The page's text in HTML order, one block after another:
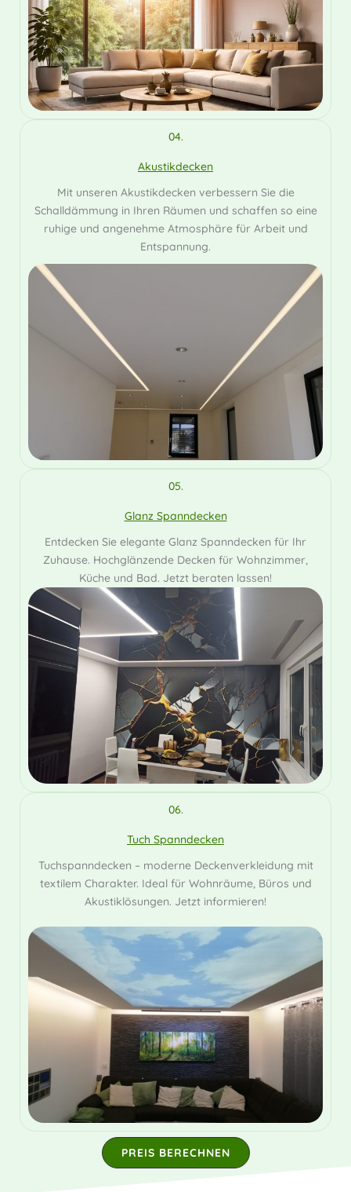
04.
Akustikdecken
Mit unseren Akustikdecken verbessern Sie die
Schalldämmung in Ihren Räumen und schaffen so eine
ruhige und angenehme Atmosphäre für Arbeit und
Entspannung.
05.
Glanz Spanndecken
Entdecken Sie elegante Glanz Spanndecken für Ihr
Zuhause. Hochglänzende Decken für Wohnzimmer,
Küche und Bad. Jetzt beraten lassen!
06.
Tuch Spanndecken
Tuchspanndecken – moderne Deckenverkleidung mit
textilem Charakter. Ideal für Wohnräume, Büros und
Akustiklösungen. Jetzt informieren!
PREIS BERECHNEN